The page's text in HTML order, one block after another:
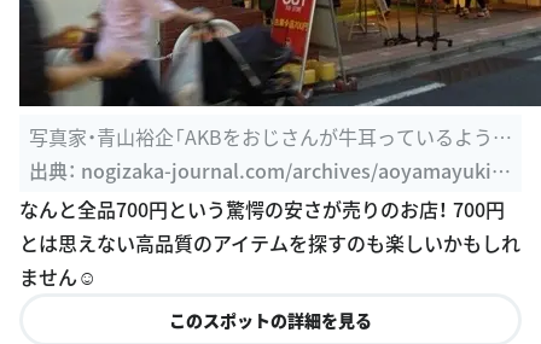
写真家・青山裕企「AKBをおじさんが牛耳っているよう
に、可愛いは ...
出典： nogizaka-journal.com/archives/aoyamayuki-a
kb48-ojisan.html
なんと全品700円という驚愕の安さが売りのお店！ 700円
とは思えない高品質のアイテムを探すのも楽しいかもしれ
ません☺️
このスポットの詳細を見る